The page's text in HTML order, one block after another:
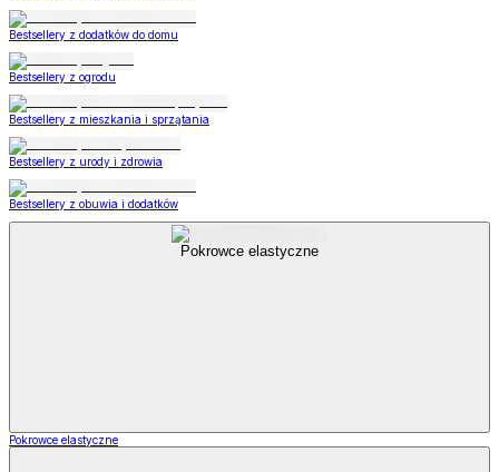
Bestsellery z dodatków do domu
Bestsellery z ogrodu
Bestsellery z mieszkania i sprzątania
Bestsellery z urody i zdrowia
Bestsellery z obuwia i dodatków
Pokrowce elastyczne
Pokrowce elastyczne